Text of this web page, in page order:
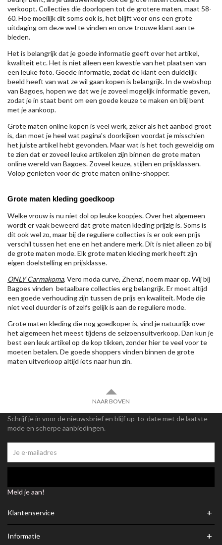
verkoopt. Collecties die doorlopen tot de grotere maten, maat 58-
60. Hoe moeilijk dit soms ook is, het blijft voor ons een grote
uitdaging om deze wel te vinden en onze trouwe klant aan te
bieden.
Het is belangrijk dat je goede informatie geeft over het artikel,
kwaliteit etc. Het is niet alleen een kwestie van het plaatsen van
een leuke foto. Goede informatie, zodat de klant een duidelijk
beeld heeft van wat ze wil gaan kopen is belangrijk. In de webshop
van Bagoes, hopen we dat we je zoveel mogelijk informatie geven,
zodat je in staat bent om een goede keuze te maken en blij bent
met je aankoop.
Grote maten online kopen is veel werk, zeker als het aanbod groot
is, dan moet je heel wat pagina's doorkijken voordat je misschien
het juiste artikel hebt gevonden. Maar wat is het toch geweldig om
te zien dat er zoveel leuke artikelen zijn binnen de grote maten
online wereld van Bagoes. Zoveel keuze, stijlen en prijsklassen.
Volop genieten voor de grote maten online-shopper.
Grote maten kleding goedkoop
Welke vrouw is nu niet dol op leuke koopjes. Over het algemeen
wordt er vaak beweerd dat grote maten kleding prijzig is. Soms is
dit ook wel zo, maar bij de reguliere collecties is er ook een prijs
verschil tussen het ene en het andere merk. Dit is niet alleen zo bij
de grote maten mode. Elk grote maten kleding merk heeft zijn
eigen doelstelling en prijsklasse.
ONLY Carmakoma, Vero moda curve, Zhenzi, noem maar op. Wij bij
Bagoes vinden betaalbare collecties erg belangrijk. Er moet altijd
een goede verhouding zijn tussen de prijs en kwaliteit. Mode die
niet veel duurder is of zelfs gelijk is aan de reguliere mode.
Grote maten kleding die nog goedkoper is, vind je natuurlijk over
het algemeen het meest tijdens de seizoensuitverkoop. Dan kun je
best een leuk artikel op de kop tikken, zonder hier te veel voor te
moeten betalen. De goede shoppers vinden binnen de grote
maten uitverkoop altijd iets naar hun zin.
NAAR BOVEN
Schrijf je in voor de nieuwsbrief en blijf up-to-date met de laatste
mode en scherpe aanbiedingen.
Meld je aan!
Klantenservice +
Informatie +